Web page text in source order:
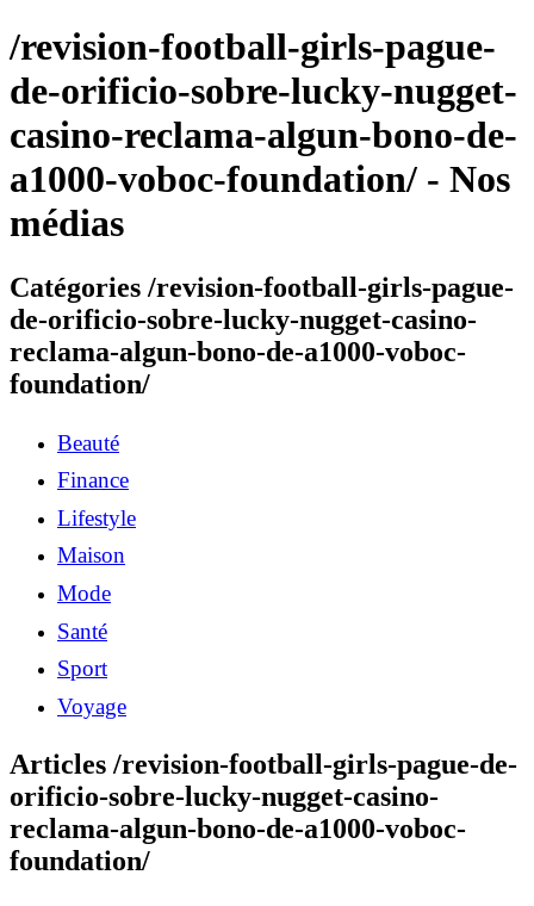
/revision-football-girls-pague-
de-orificio-sobre-lucky-nugget-
casino-reclama-algun-bono-de-
a1000-voboc-foundation/ - Nos
médias
Catégories /revision-football-girls-pague-
de-orificio-sobre-lucky-nugget-casino-
reclama-algun-bono-de-a1000-voboc-
foundation/
Beauté
Finance
Lifestyle
Maison
Mode
Santé
Sport
Voyage
Articles /revision-football-girls-pague-de-
orificio-sobre-lucky-nugget-casino-
reclama-algun-bono-de-a1000-voboc-
foundation/